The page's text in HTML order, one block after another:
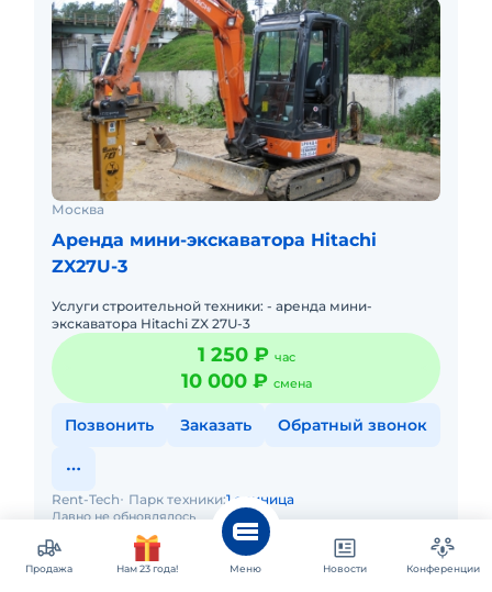
Москва
Аренда мини-экскаватора Hitachi
ZX27U-3
Услуги строительной техники: - аренда мини-
экскаватора Hitachi ZX 27U-3
1 250 ₽ час
10 000 ₽ смена
Позвонить Заказать Обратный звонок
Давно не обновлялось
Rent-Tech Парк техники:1 единица
Продажа Нам 23 года! Меню Новости Конференции